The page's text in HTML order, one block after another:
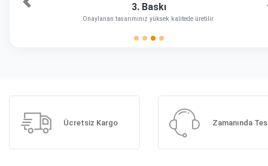
3. Baskı
Onaylanan tasarımınız yüksek kalitede üretilir.
Önceki
Ücretsiz Kargo Zamanında